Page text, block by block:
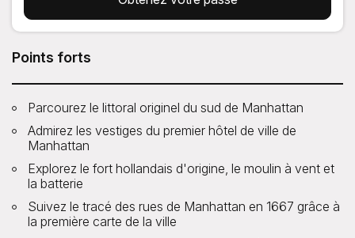
Points forts
Parcourez le littoral originel du sud de Manhattan
Admirez les vestiges du premier hôtel de ville de
Manhattan
Explorez le fort hollandais d'origine, le moulin à vent et
la batterie
Suivez le tracé des rues de Manhattan en 1667 grâce à
la première carte de la ville